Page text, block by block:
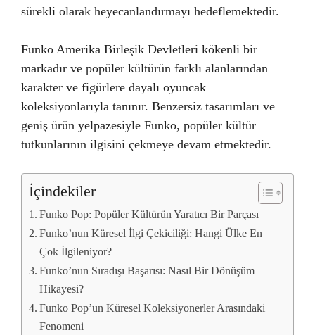
sürekli olarak heyecanlandırmayı hedeflemektedir.
Funko Amerika Birleşik Devletleri kökenli bir
markadır ve popüler kültürün farklı alanlarından
karakter ve figürlere dayalı oyuncak
koleksiyonlarıyla tanınır. Benzersiz tasarımları ve
geniş ürün yelpazesiyle Funko, popüler kültür
tutkunlarının ilgisini çekmeye devam etmektedir.
İçindekiler
Funko Pop: Popüler Kültürün Yaratıcı Bir Parçası
Funko’nun Küresel İlgi Çekiciliği: Hangi Ülke En
Çok İlgileniyor?
Funko’nun Sıradışı Başarısı: Nasıl Bir Dönüşüm
Hikayesi?
Funko Pop’un Küresel Koleksiyonerler Arasındaki
Fenomeni